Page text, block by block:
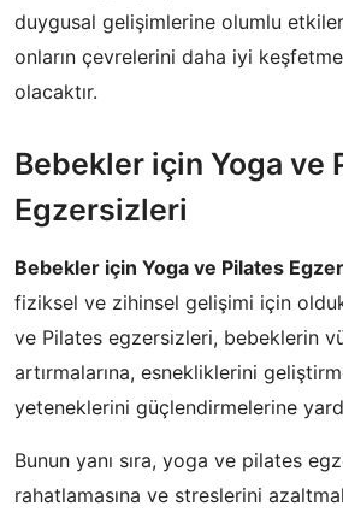
duygusal gelişimlerine olumlu
onların çevrelerini daha iyi
olacaktır.
Bebekler için Yoga ve
Egzersizleri
Bebekler için Yoga ve Pilates
fiziksel ve zihinsel gelişimi için
ve Pilates egzersizleri, bebeklerin
artırmalarına, esnekliklerini
yeteneklerini güçlendirmelerine
Bunun yanı sıra, yoga ve pilates
rahatlamasına ve streslerini